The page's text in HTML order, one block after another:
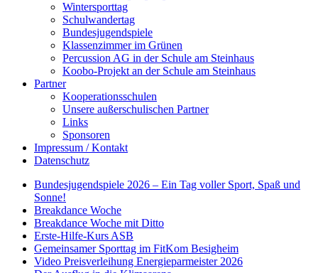
Wintersporttag
Schulwandertag
Bundesjugendspiele
Klassenzimmer im Grünen
Percussion AG in der Schule am Steinhaus
Koobo-Projekt an der Schule am Steinhaus
Partner
Kooperationsschulen
Unsere außerschulischen Partner
Links
Sponsoren
Impressum / Kontakt
Datenschutz
Bundesjugendspiele 2026 – Ein Tag voller Sport, Spaß und
Sonne!
Breakdance Woche
Breakdance Woche mit Ditto
Erste-Hilfe-Kurs ASB
Gemeinsamer Sporttag im FitKom Besigheim
Video Preisverleihung Energieparmeister 2026